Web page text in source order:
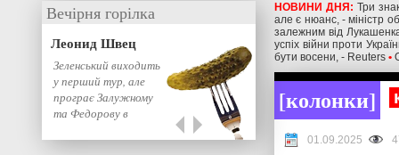
НОВИНИ ДНЯ:Три
але є нюанс, - міністр
залежним від
успіх війни проти
бути восени, - Reuters •
колонки
01.09.2025
Вечірня горілка
Леонид Швец
Зеленський виходить
у перший тур, але
програє Залужному
та Федорову в